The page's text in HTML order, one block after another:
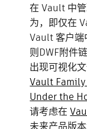
在 Vault 中
为，即仅在
Vault 客户端
则DWF附件
出现可视化
Vault Family
Under the
请考虑在
未来产品版